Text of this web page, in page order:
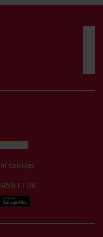
CLUB
cookies